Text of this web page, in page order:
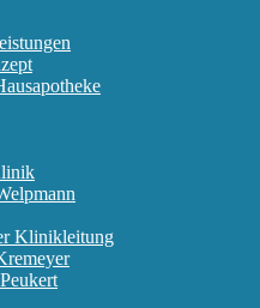
Klinikleitung